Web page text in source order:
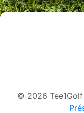
© 2026